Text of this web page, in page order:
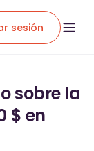
sesión
sobre la
$ en